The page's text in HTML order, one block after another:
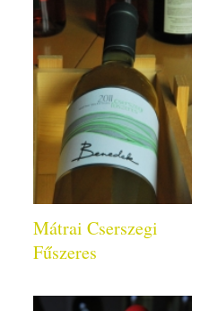
Mátrai Cserszegi
Fűszeres